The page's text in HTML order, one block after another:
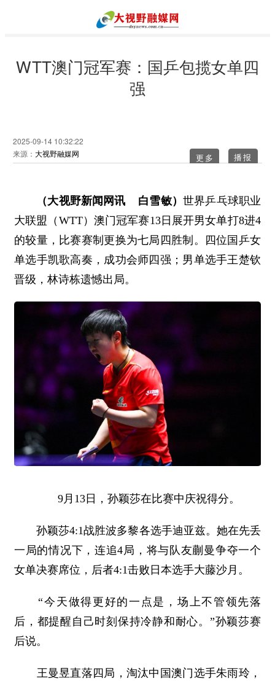
WTT澳门冠军赛：国乒包揽女单四
强
2025-09-14 10:32:22
来源： 大视野融媒网 更多
（大视野新闻网讯 白雪敏） 世界乒乓球职业
大联盟（WTT）澳门冠军赛13日展开男女单打8进4
的较量，比赛赛制更换为七局四胜制。四位国乒女
单选手凯歌高奏，成功会师四强；男单选手王楚钦
晋级，林诗栋遗憾出局。
9月13日，孙颖莎在比赛中庆祝得分。
孙颖莎4:1战胜波多黎各选手迪亚兹。她在先丢
一局的情况下，连追4局，将与队友蒯曼争夺一个
女单决赛席位，后者4:1击败日本选手大藤沙月。
“今天做得更好的一点是，场上不管领先落
后，都提醒自己时刻保持冷静和耐心。”孙颖莎赛
后说。
王曼昱直落四局，淘汰中国澳门选手朱雨玲，